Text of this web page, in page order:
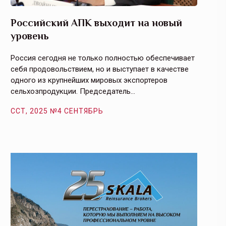
Российский АПК выходит на новый
уровень
Россия сегодня не только полностью обеспечивает
себя продовольствием, но и выступает в качестве
одного из крупнейших мировых экспортеров
сельхозпродукции. Председатель…
ССТ, 2025 №4 СЕНТЯБРЬ